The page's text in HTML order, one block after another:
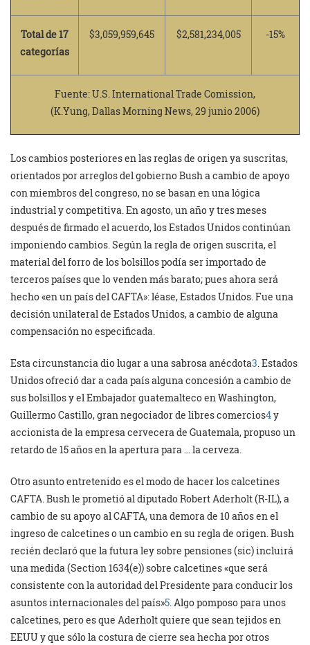
Total de 17
categorías
$3,059,959,645 $2,581,234,005 -15%
Fuente: U.S. International Trade Comission,
(K.Yung, Dallas Morning News, 29 junio 2006)
Los cambios posteriores en las reglas de origen ya suscritas,
orientados por arreglos del gobierno Bush a cambio de apoyo
con miembros del congreso, no se basan en una lógica
industrial y competitiva. En agosto, un año y tres meses
después de firmado el acuerdo, los Estados Unidos continúan
imponiendo cambios. Según la regla de origen suscrita, el
material del forro de los bolsillos podía ser importado de
terceros países que lo venden más barato; pues ahora será
hecho «en un país del CAFTA»: léase, Estados Unidos. Fue una
decisión unilateral de Estados Unidos, a cambio de alguna
compensación no especificada.
Esta circunstancia dio lugar a una sabrosa anécdota3. Estados
Unidos ofreció dar a cada país alguna concesión a cambio de
sus bolsillos y el Embajador guatemalteco en Washington,
Guillermo Castillo, gran negociador de libres comercios4y
accionista de la empresa cervecera de Guatemala, propuso un
retardo de 15 años en la apertura para … la cerveza.
Otro asunto entretenido es el modo de hacer los calcetines
CAFTA. Bush le prometió al diputado Robert Aderholt (R-IL), a
cambio de su apoyo al CAFTA, una demora de 10 años en el
ingreso de calcetines o un cambio en su regla de origen. Bush
recién declaró que la futura ley sobre pensiones (sic) incluirá
una medida (Section 1634(e)) sobre calcetines «que será
consistente con la autoridad del Presidente para conducir los
asuntos internacionales del país»5. Algo pomposo para unos
calcetines, pero es que Aderholt quiere que sean tejidos en
EEUU y que sólo la costura de cierre sea hecha por otros